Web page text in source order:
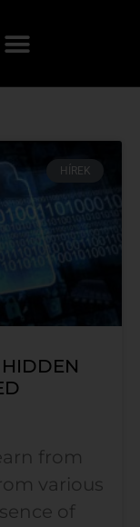
HÍREK
from
various
of